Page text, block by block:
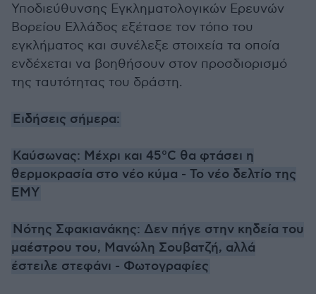
Υποδιεύθυνσης Εγκληματολογικών Ερευνών
Βορείου Ελλάδος εξέτασε τον τόπο του
εγκλήματος και συνέλεξε στοιχεία τα οποία
ενδέχεται να βοηθήσουν στον προσδιορισμό
της ταυτότητας του δράστη.
Ειδήσεις σήμερα:
Καύσωνας: Μέχρι και 45°C θα φτάσει η
θερμοκρασία στο νέο κύμα - Το νέο δελτίο της
ΕΜΥ
Νότης Σφακιανάκης: Δεν πήγε στην κηδεία του
μαέστρου του, Μανώλη Σουβατζή, αλλά
έστειλε στεφάνι - Φωτογραφίες